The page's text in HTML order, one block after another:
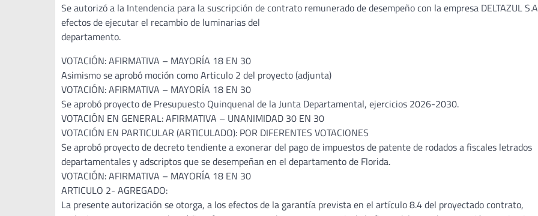
Se autorizó a la Intendencia para la suscripción de contrato remunerado de desempeño con la empresa DELTAZUL
efectos de ejecutar el recambio de luminarias del
departamento.
VOTACIÓN: AFIRMATIVA – MAYORÍA 18 EN 30
Asimismo se aprobó moción como Articulo 2 del proyecto (adjunta)
VOTACIÓN: AFIRMATIVA – MAYORÍA 18 EN 30
Se aprobó proyecto de Presupuesto Quinquenal de la Junta Departamental, ejercicios 2026-2030.
VOTACIÓN EN GENERAL: AFIRMATIVA – UNANIMIDAD 30 EN 30
VOTACIÓN EN PARTICULAR (ARTICULADO): POR DIFERENTES VOTACIONES
Se aprobó proyecto de decreto tendiente a exonerar del pago de impuestos de patente de rodados a fiscales letrados
departamentales y adscriptos que se desempeñan en el departamento de Florida.
VOTACIÓN: AFIRMATIVA – MAYORÍA 18 EN 30
ARTICULO 2- AGREGADO:
La presente autorización se otorga, a los efectos de la garantía prevista en el artículo 8.4 del proyectado contrato,